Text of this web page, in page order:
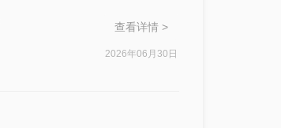
查看详情 >
2026年06月30日